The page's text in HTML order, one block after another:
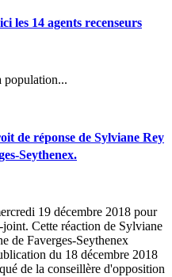
les 14 agents recenseurs
population...
de réponse de Sylviane Rey
Seythenex.
19 décembre 2018 pour
Cette réaction de Sylviane
de Faverges-Seythenex
du 18 décembre 2018
de la conseillère d'opposition